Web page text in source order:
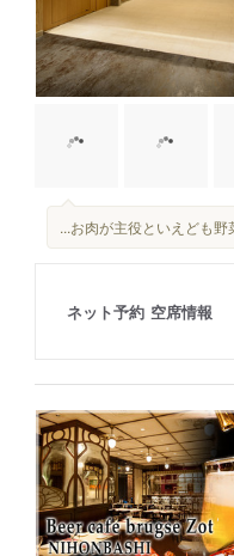
...お肉が主役といえども
ネット予約 空席情報